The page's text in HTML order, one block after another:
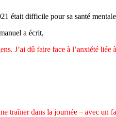
était difficile pour sa santé
a écrit,
J’ai dû faire face à l’anxiété
traîner dans la journée – avec un